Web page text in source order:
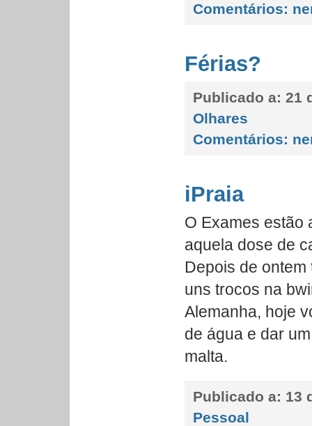
Comentários:
Férias?
Publicado a: 21
Olhares
Comentários:
iPraia
O Exames estão
aquela dose de
Depois de
uns trocos na
Alemanha, hoje
de água e dar
malta.
Publicado a: 13
Pessoal